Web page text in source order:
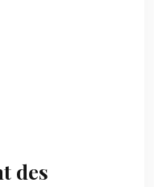
des